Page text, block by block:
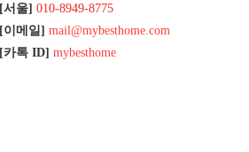
[서울] 010-8949-8775
[이메일] mail@mybesthome.com
[카톡 ID] mybesthome